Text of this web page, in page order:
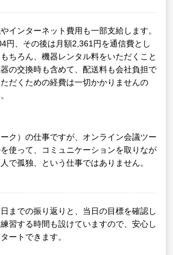
インターネット費用も一部支給します。
円、その後は月額2,361円を通信費とし
ちろん、機器レンタル料をいただくこと
の交換時も含めて、配送料も会社負担で
だくための経費は一切かかりませんの
ク）の仕事ですが、オンライン会議ツー
使って、コミュニケーションを取りなが
で孤独、という仕事ではありません。
までの振り返りと、当日の目標を確認し
習する時間も設けていますので、安心し
ートできます。